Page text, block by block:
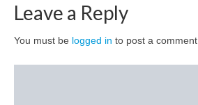
Leave a Reply
You must be logged in to post a comment.